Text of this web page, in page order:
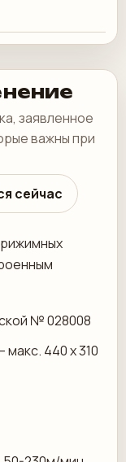
заявленное
важны при
сейчас
№ 028008
440 х 310